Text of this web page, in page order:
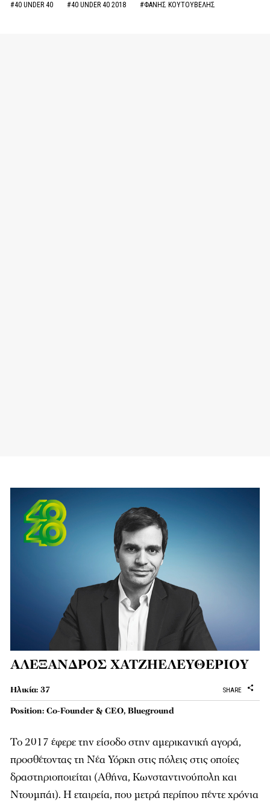
#40 UNDER 40 #40 UNDER 40 2018 #ΦΑΝΗΣ ΚΟΥΤΟΥΒΕΛΗΣ
ΑΛΕΞΑΝΔΡΟΣ ΧΑΤΖΗΕΛΕΥΘΕΡΙΟΥ
SHARE
Ηλικία: 37
Position: Co-Founder & CEO, Blueground
Το 2017 έφερε την είσοδο στην αμερικανική αγορά,
προσθέτοντας τη Νέα Υόρκη στις πόλεις στις οποίες
δραστηριοποιείται (Αθήνα, Κωνσταντινούπολη και
Ντουμπάι). Η εταιρεία, που μετρά περίπου πέντε χρόνια